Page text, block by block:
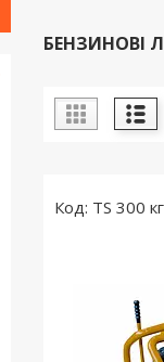
БЕНЗИНОВІ
TS 300 кг